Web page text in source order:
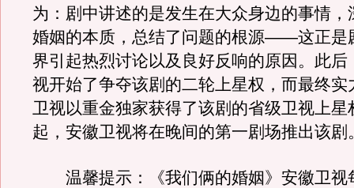
为：剧中讲述的是发生在大众身边的事情，
婚姻的本质，总结了问题的根源——这正是
界引起热烈讨论以及良好反响的原因。此后
视开始了争夺该剧的二轮上星权，而最终实
卫视以重金独家获得了该剧的省级卫视上星
起，安徽卫视将在晚间的第一剧场推出该剧
温馨提示：《我们俩的婚姻》安徽卫视